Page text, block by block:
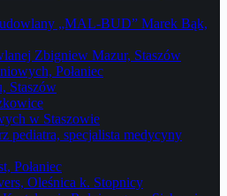
„MAL-BUD” Marek Bąk,
Zbigniew Mazur, Staszów
Połaniec
Staszów
w Staszowie
pediatra, specjalista medycyny
Połaniec
Oleśnica k. Stopnicy